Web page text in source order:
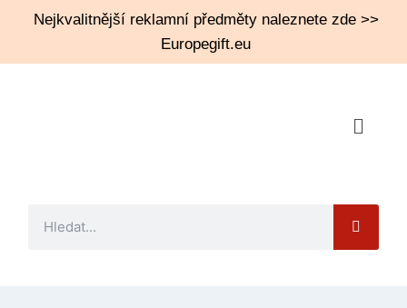
Nejkvalitnější reklamní předměty naleznete zde >>
Europegift.eu